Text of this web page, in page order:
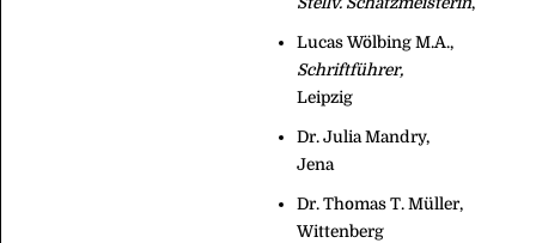
Lucas Wölbing M.A.,
Schriftführer,
Leipzig
Dr. Julia Mandry,
Jena
Dr. Thomas T. Müller,
Wittenberg